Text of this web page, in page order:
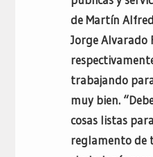
de Martín
Jorge Alvarado
trabajando
muy bien.
cosas listas
reglamento de